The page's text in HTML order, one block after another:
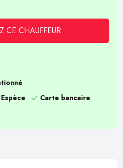
CE CHAUFFEUR
Espèce
Carte bancaire